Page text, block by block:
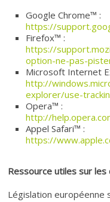
Google Chrome™ :
https://
Firefox™ :
https://
option-ne-pas-
Microsoft Internet
http://
explorer/use-
Opera™ :
http://
Appel Safari™ :
https://
Ressource utiles sur
Législation européenne